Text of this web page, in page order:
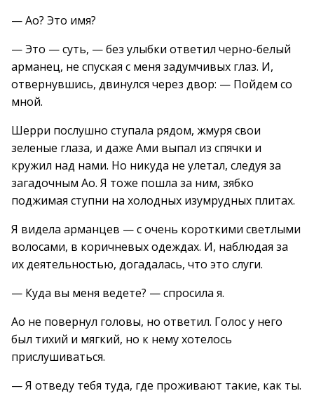
— Ао? Это имя?
— Это — суть, — без улыбки ответил черно-белый
арманец, не спуская с меня задумчивых глаз. И,
отвернувшись, двинулся через двор: — Пойдем со
мной.
Шерри послушно ступала рядом, жмуря свои
зеленые глаза, и даже Ами выпал из спячки и
кружил над нами. Но никуда не улетал, следуя за
загадочным Ао. Я тоже пошла за ним, зябко
поджимая ступни на холодных изумрудных плитах.
Я видела арманцев — с очень короткими светлыми
волосами, в коричневых одеждах. И, наблюдая за
их деятельностью, догадалась, что это слуги.
— Куда вы меня ведете? — спросила я.
Ао не повернул головы, но ответил. Голос у него
был тихий и мягкий, но к нему хотелось
прислушиваться.
— Я отведу тебя туда, где проживают такие, как ты.